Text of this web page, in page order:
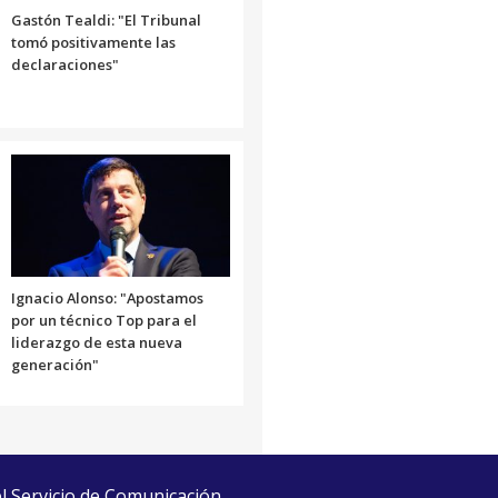
Gastón Tealdi: "El Tribunal
tomó positivamente las
declaraciones"
Ignacio Alonso: "Apostamos
por un técnico Top para el
liderazgo de esta nueva
generación"